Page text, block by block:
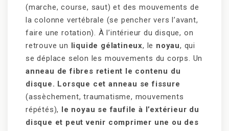
(marche, course, saut) et des mouvements de
la colonne vertébrale (se pencher vers l’avant,
faire une rotation). À l’intérieur du disque, on
retrouve un
liquide gélatineux, le noyau, qui
se déplace selon les mouvements du corps. Un
anneau de fibres retient le contenu du
disque. Lorsque cet anneau se fissure
(assèchement, traumatisme, mouvements
répétés),
le noyau se faufile à l’extérieur du
disque et peut venir comprimer une ou des